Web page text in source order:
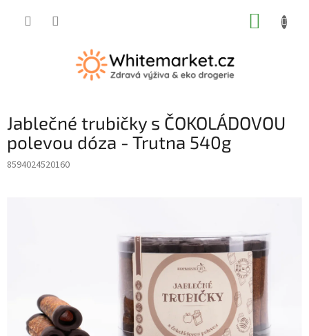
Jablečné trubičky s ČOKOLÁDOVOU
polevou dóza - Trutna 540g
8594024520160